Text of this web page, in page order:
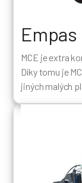
Empas
MCE je extra
Díky tomu je
jiných malých